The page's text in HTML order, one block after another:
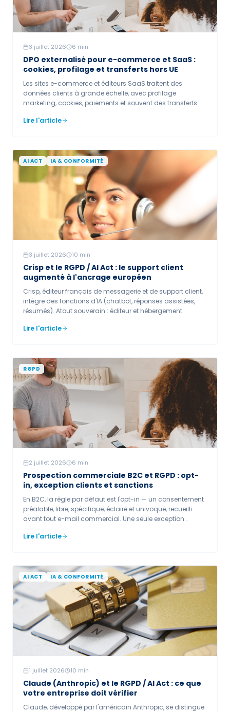
3 juillet 2026 6 min
DPO externalisé pour e-commerce et SaaS :
cookies, profilage et transferts hors UE
Les sites e-commerce et éditeurs SaaS traitent des
données clients à grande échelle, avec profilage
marketing, cookies, paiements et souvent des transferts
la désignation d'un DPO obligatoire. Un DPO externalisé
Lire l'article
AI ACT IA & CONFORMITÉ
3 juillet 2026 10 min
Crisp et le RGPD / AI Act : le support client
augmenté à l'ancrage européen
Crisp, éditeur français de messagerie et de support client,
intègre des fonctions d'IA (chatbot, réponses assistées,
résumés). Atout souverain : éditeur et hébergement
(article 50), le traitement des données clients (parfois
Lire l'article
RGPD
2 juillet 2026 6 min
Prospection commerciale B2C et RGPD : opt-
in, exception clients et sanctions
En B2C, la règle par défaut est l'opt-in — un consentement
préalable, libre, spécifique, éclairé et univoque, recueilli
avant tout e-mail commercial. Une seule exception
produits analogues. La qualité et la preuve du
consentement dédié.
Lire l'article
AI ACT IA & CONFORMITÉ
1 juillet 2026 10 min
Claude (Anthropic) et le RGPD / AI Act : ce que
votre entreprise doit vérifier
Claude, développé par l'américain Anthropic, se distingue